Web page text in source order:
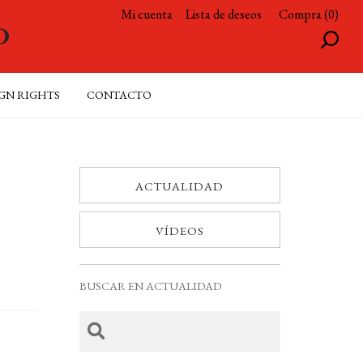
Mi cuenta Lista de deseos Compra (0)
RIGHTS CONTACTO
ACTUALIDAD
VÍDEOS
BUSCAR EN ACTUALIDAD